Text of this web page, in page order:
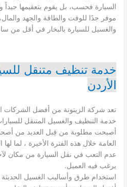
السيارة فحسب، بل يقوم بتعقيمها جيداً
موفر جدًا للوقت والطاقة والجهد
والغسيل للسيارة بالبخار في أقل من
خدمة تنظيف متنقل
الأردن
تعد شركة الزيتونة من أفضل الشركات
خدمة التنظيف والغسيل المتنقل
أصبحت مطلوبة من قِبل العديد من
العامة خلال هذه الفترة الأخيرة ، لما
عدم التعب في نقل السيارة من مكان
يرغب فيه العميل.
استخدام طرق وأساليب الغسيل الحديثة